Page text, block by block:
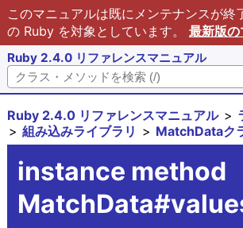
このマニュアルは既にメンテナンスが終
の Ruby を対象としています。 最新版
Ruby 2.4.0 リファレンスマニュアル
Ruby 2.4.0 リファレンスマニュアル
組み込みライブラリ
MatchDataク
instance method